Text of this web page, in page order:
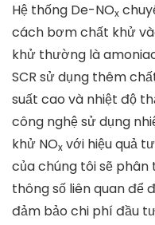
Hệ thống De-NOx
cách bơm chất khử
khử thường là
SCR sử dụng thêm
suất cao và nhiệt độ
công nghệ sử dụng
khử NOx với hiệu quả
của chúng tôi sẽ
thông số liên quan để
đảm bảo chi phí đầu